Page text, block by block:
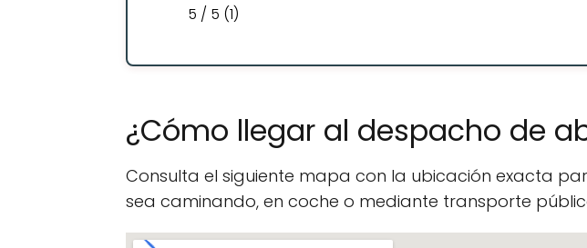
5 / 5 (1)
¿Cómo llegar al despacho de
Consulta el siguiente mapa con la ubicación exacta
sea caminando, en coche o mediante transporte